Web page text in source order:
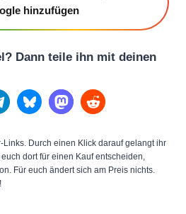
hinzufügen
Dann teile ihn mit deinen
Links. Durch einen Klick darauf gelangt ihr
dort für einen Kauf entscheiden,
Für euch ändert sich am Preis nichts.